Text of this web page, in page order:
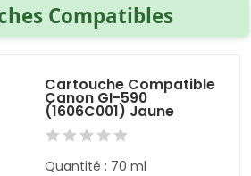
Compatibles
Cartouche Compatible
Canon GI-590
(1606C001) Jaune
Quantité : 70 ml